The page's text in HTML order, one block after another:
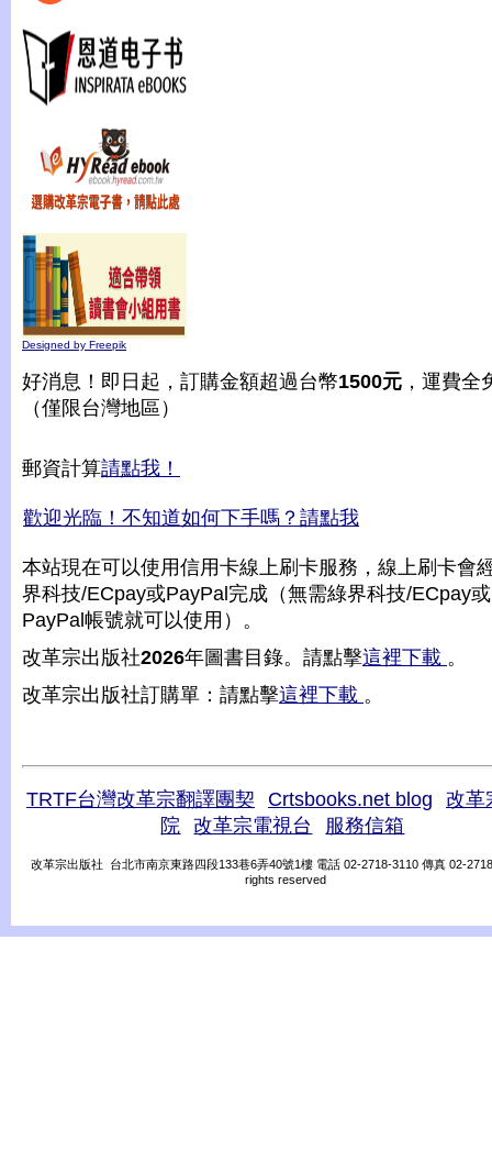
Designed by Freepik
好消息！即日起，訂購金額超過台幣1500元 ，運費全
（僅限台灣地區）
郵資計算請點我！
歡迎光臨！不知道如何下手嗎？請點我
本站現在可以使用信用卡線上刷卡服務，線上刷卡會
界科技/ECpay或PayPal完成（無需綠界科技/ECpay或
PayPal帳號就可以使用）。
改革宗出版社2026年圖書目錄。請點擊這裡下載 。
改革宗出版社訂購單：請點擊這裡下載 。
TRTF台灣改革宗翻譯團契 Crtsbooks.net blog
改革
院
改革宗電視台 服務信箱
改革宗出版社 台北市南京東路四段133巷6弄40號1樓 電話 02-2718-3110 傳真 02-
rights reserved